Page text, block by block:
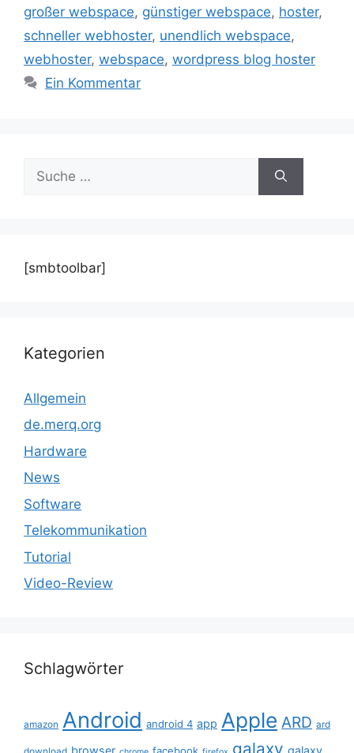
großer webspace, günstiger webspace, hoster,
schneller webhoster, unendlich webspace,
webhoster, webspace, wordpress blog hoster
Ein Kommentar
nach:
[smbtoolbar]
Kategorien
Allgemein
de.merq.org
Hardware
News
Software
Telekommunikation
Tutorial
Video-Review
Schlagwörter
amazon Android android 4 app Apple ARD ard
galaxy